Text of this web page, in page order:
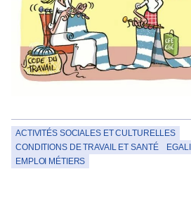
ACTIVITÉS SOCIALES ET CULTURELLES
CONDITIONS DE TRAVAIL ET SANTÉ
EMPLOI MÉTIERS